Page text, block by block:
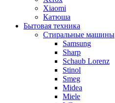
Xiaomi
Катюша
Бытовая техника
Стиральные машины
Samsung
Sharp
Schaub Lorenz
Stinol
Smeg
Midea
Miele